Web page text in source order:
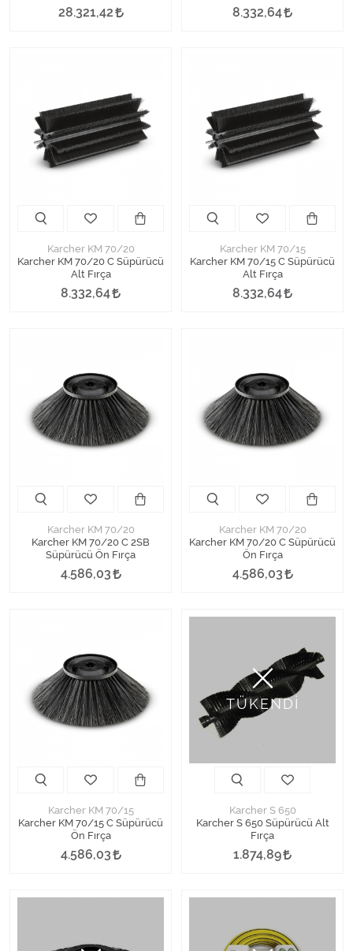
28.321,42 8.332,64
Karcher KM 70/20
Karcher KM 70/20 C Süpürücü
Alt Fırça
8.332,64
Karcher KM 70/15
Karcher KM 70/15 C Süpürücü
Alt Fırça
8.332,64
Karcher KM 70/20
Karcher KM 70/20 C 2SB
Süpürücü Ön Fırça
4.586,03
Karcher KM 70/20
Karcher KM 70/20 C Süpürücü
Ön Fırça
4.586,03
Karcher KM 70/15
Karcher KM 70/15 C Süpürücü
Ön Fırça
4.586,03
TÜKENDİ
Karcher S 650
Karcher S 650 Süpürücü Alt
Fırça
1.874,89